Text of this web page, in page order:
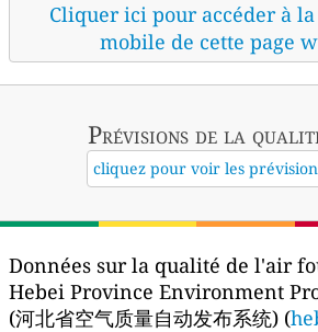
Cliquer ici pour accéder à
mobile de cette page
Prévisionsde la
cliquez pour voir les
Données sur la qualité de l'air
Hebei Province Environment
(河北省空气质量自动发布系统) (